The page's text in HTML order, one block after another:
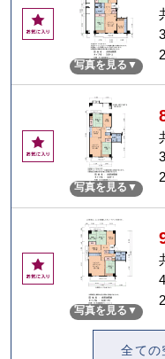
お
気
り
写真を見る
お
気
り
写真を見る
お
気
写真を見る
全ての